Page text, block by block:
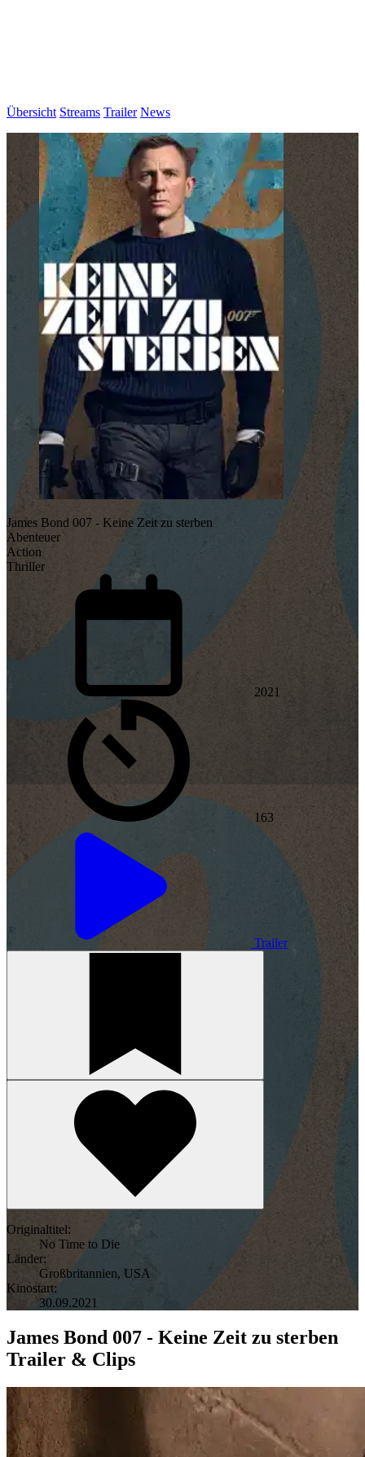
Übersicht Streams Trailer News
James Bond 007 - Keine Zeit zu sterben
Abenteuer
Action
Thriller
2021
163
Trailer
Originaltitel:
No Time to Die
Länder:
Großbritannien, USA
Kinostart:
30.09.2021
James Bond 007 - Keine Zeit zu sterben
Trailer & Clips